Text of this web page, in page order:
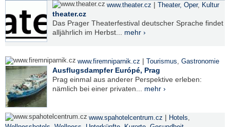
www.theater.cz | Theater, Oper, Kultur
theater.cz
Das Prager Theaterfestival deutscher Sprache findet
alljährlich im Herbst... mehr ›
www.firemniparnik.cz | Tourismus, Gastronomie
Ausflugsdampfer Európé, Prag
Prag einmal aus anderer Perspektive erleben:
nämlich bei einer privaten... mehr ›
www.spahotelcentrum.cz | Hotels,